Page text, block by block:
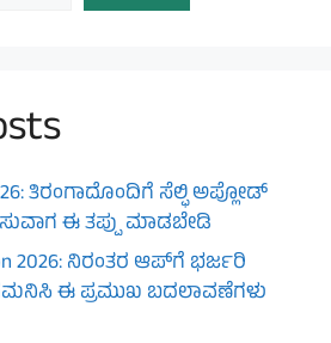
ತಿರಂಗಾದೊಂದಿಗೆ ಸೆಲ್ಫಿ ಅಪ್ಲೋಡ್
ಈ ತಪ್ಪು ಮಾಡಬೇಡಿ
2026: ನಿರಂತರ ಆಪ್‌ಗೆ ಭರ್ಜರಿ
ಈ ಪ್ರಮುಖ ಬದಲಾವಣೆಗಳು